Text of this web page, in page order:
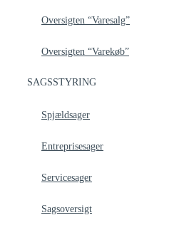
Oversigten “Varesalg”
Oversigten “Varekøb”
SAGSSTYRING
Spjældsager
Entreprisesager
Servicesager
Sagsoversigt